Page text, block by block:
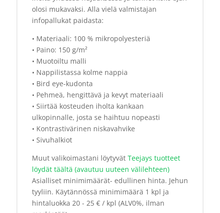
olosi mukavaksi. Alla vielä valmistajan
infopallukat paidasta:
• Materiaali: 100 % mikropolyesteriä
• Paino: 150 g/m²
• Muotoiltu malli
• Nappilistassa kolme nappia
• Bird eye-kudonta
• Pehmeä, hengittävä ja kevyt materiaali
• Siirtää kosteuden iholta kankaan
ulkopinnalle, josta se haihtuu nopeasti
• Kontrastivärinen niskavahvike
• Sivuhalkiot
Muut valikoimastani löytyvät Teejays tuotteet
löydät täältä (avautuu uuteen välilehteen)
Asialliset minimimäärät- edullinen hinta. Jehun
tyyliin. Käytännössä minimimäärä 1 kpl ja
hintaluokka 20 - 25 € / kpl (ALV0%, ilman